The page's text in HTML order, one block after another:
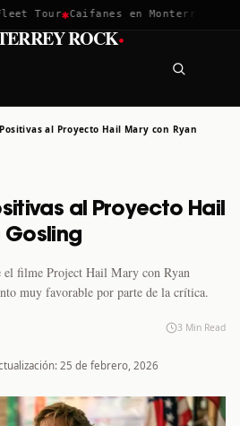
Tour✱Caifanes en Monterrey · 12
ROCK·
al Proyecto Hail Mary con Ryan
al Proyecto Hail
Gosling
el filme Project Hail Mary con Ryan
muy favorable por parte de la crítica.
3 Min Read
25 de febrero, 2026